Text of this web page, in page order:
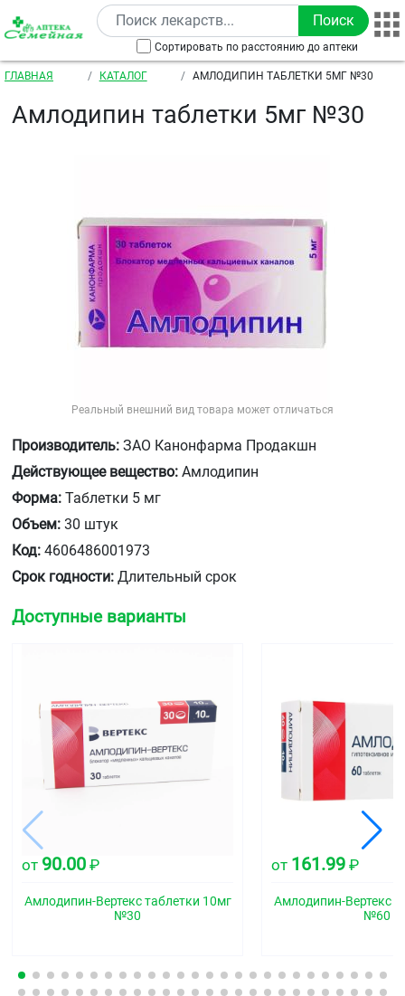
Перейти к основному содержанию
Сортировать по расстоянию до аптеки
Строка навигации
ГЛАВНАЯ КАТАЛОГ АМЛОДИПИН ТАБЛЕТКИ 5МГ №30
Амлодипин таблетки 5мг №30
Реальный внешний вид товара может отличаться
Производитель: ЗАО Канонфарма Продакшн
Действующее вещество: Амлодипин
Форма: Таблетки 5 мг
Объем: 30 штук
Код: 4606486001973
Срок годности: Длительный срок
Доступные варианты
от 90.00 ₽
Амлодипин-Вертекс таблетки 10мг
№30
от 161.99 ₽
Амлодипин-Вертекс
№60